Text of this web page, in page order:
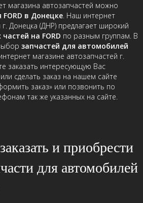
магазина автозапчастей можно
в Донецке. Наш интернет
Донецка (ДНР) предлагает широкий
на FORD по разным группам. В
запчастей для автомобилей
магазине автозапчастей г.
заказать интересующую Вас
сделать заказ на нашем сайте
заказ» или позвонить по
так же указанных на сайте.
и приобрести
для автомобилей